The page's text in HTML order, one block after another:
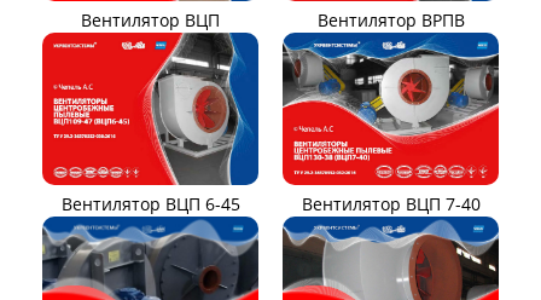
Вентилятор ВЦП Вентилятор ВРПВ
Вентилятор ВЦП 6-45 Вентилятор ВЦП 7-40